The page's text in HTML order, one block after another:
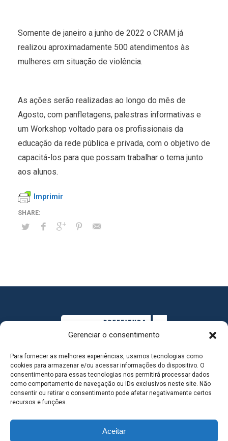
Gerenciar o consentimento
Para fornecer as melhores experiências, usamos tecnologias como
cookies para armazenar e/ou acessar informações do dispositivo. O
consentimento para essas tecnologias nos permitirá processar dados
como comportamento de navegação ou IDs exclusivos neste site. Não
consentir ou retirar o consentimento pode afetar negativamente certos
recursos e funções.
Aceitar
Somente de janeiro a junho de 2022 o CRAM já
realizou aproximadamente 500 atendimentos às
mulheres em situação de violência.
As ações serão realizadas ao longo do mês de
Agosto, com panfletagens, palestras informativas e
um Workshop voltado para os profissionais da
educação da rede pública e privada, com o objetivo de
capacitá-los para que possam trabalhar o tema junto
aos alunos.
Imprimir
MAPA DO SITE